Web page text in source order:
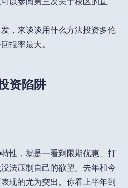
，来谈谈用什么方法投资多伦
报率最大。
资陷阱
性，就是一看到限期优惠、打
法压制自己的欲望。去年和今
现的尤为突出。你看上半年到